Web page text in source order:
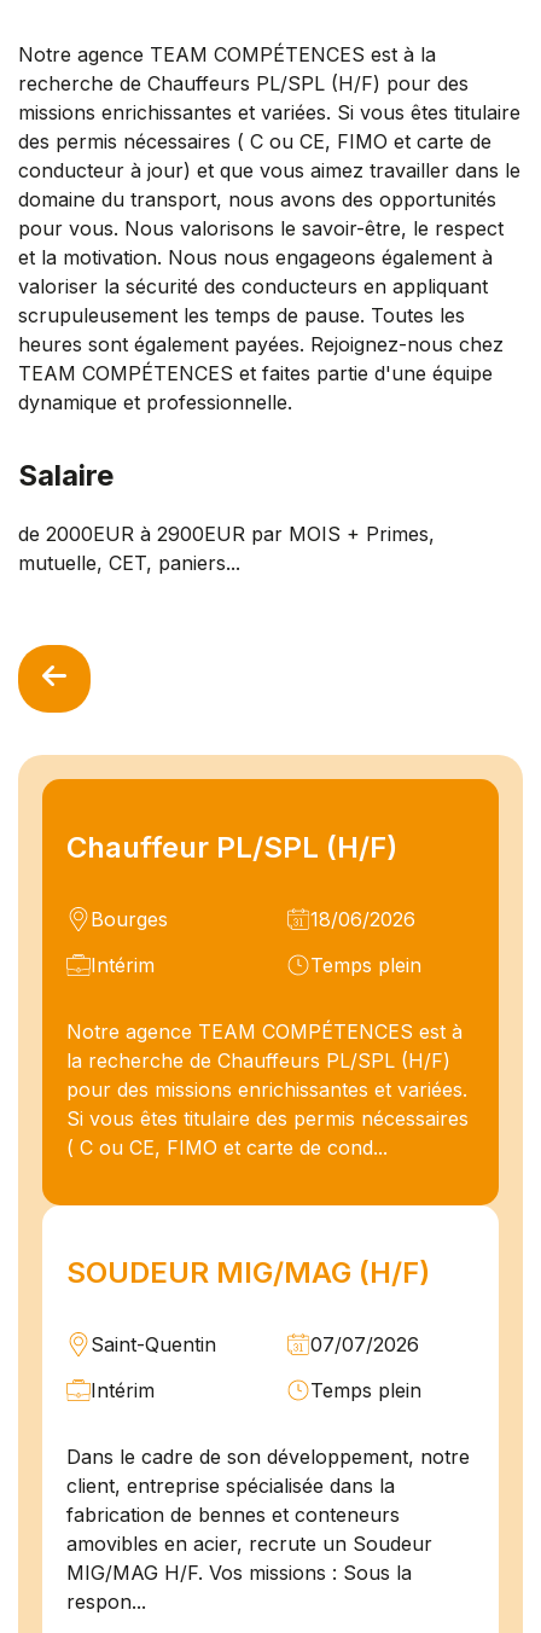
Chauffeur PL/SPL (H/F)
Bourges
18/06/2026
Intérim
Temps plein
Notre agence TEAM COMPÉTENCES est à
la recherche de Chauffeurs PL/SPL (H/F)
pour des missions enrichissantes et variées.
Si vous êtes titulaire des permis nécessaires
( C ou CE, FIMO et carte de cond...
SOUDEUR MIG/MAG (H/F)
Saint-Quentin
07/07/2026
Intérim
Temps plein
Dans le cadre de son développement, notre
client, entreprise spécialisée dans la
fabrication de bennes et conteneurs
amovibles en acier, recrute un Soudeur
MIG/MAG H/F. Vos missions : Sous la
respon...
Notre agence TEAM COMPÉTENCES est à la
recherche de Chauffeurs PL/SPL (H/F) pour des
missions enrichissantes et variées. Si vous êtes titulaire
des permis nécessaires ( C ou CE, FIMO et carte de
conducteur à jour) et que vous aimez travailler dans le
domaine du transport, nous avons des opportunités
pour vous. Nous valorisons le savoir-être, le respect
et la motivation. Nous nous engageons également à
valoriser la sécurité des conducteurs en appliquant
scrupuleusement les temps de pause. Toutes les
heures sont également payées. Rejoignez-nous chez
TEAM COMPÉTENCES et faites partie d'une équipe
dynamique et professionnelle.
Salaire
de 2000EUR à 2900EUR par MOIS + Primes,
mutuelle, CET, paniers...